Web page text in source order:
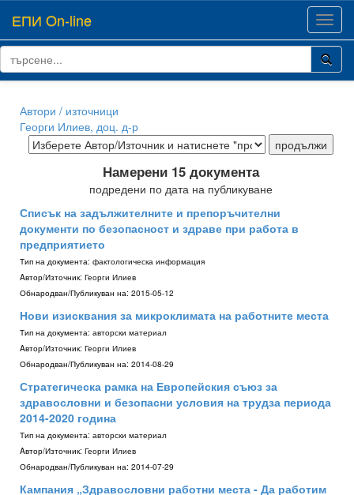
ЕПИ On-line
Автори / източници
Георги Илиев, доц. д-р
Намерени 15 документа
подредени по дата на публикуване
Списък на задължителните и препоръчителни
документи по безопасност и здраве при работа в
предприятието
Тип на документа: фактологическа информация
Aвтор/Източник: Георги Илиев
Обнародван/Публикуван на: 2015-05-12
Нови изисквания за микроклимата на работните места
Тип на документа: авторски материал
Aвтор/Източник: Георги Илиев
Обнародван/Публикуван на: 2014-08-29
Стратегическа рамка на Европейския съюз за
здравословни и безопасни условия на трудза периода
2014-2020 година
Тип на документа: авторски материал
Aвтор/Източник: Георги Илиев
Обнародван/Публикуван на: 2014-07-29
Кампания „Здравословни работни места - Да работим